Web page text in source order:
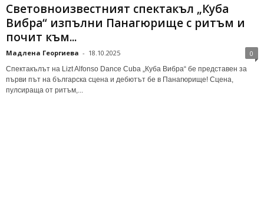
Световнoизвестният спектакъл „Куба
Вибра“ изпълни Панагюрище с ритъм и
почит към...
Мадлена Георгиева - 18.10.2025 0
Спектакълът на Lizt Alfonso Dance Cubа „Куба Вибра“ бе представен за
първи път на българска сцена и дебютът бе в Панагюрище! Сцена,
пулсираща от ритъм,...